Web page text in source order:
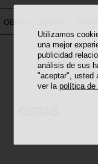
Utilizamos
una mejor
publicidad
análisis de sus
"aceptar", usted
ver lapolítica de
OBRAS